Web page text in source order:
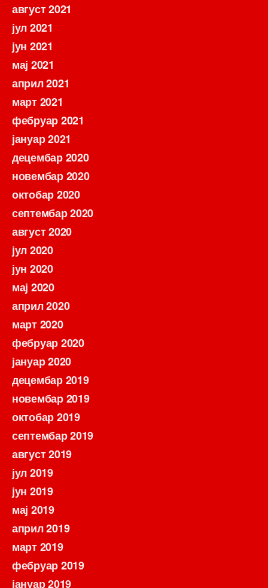
август 2021
јул 2021
јун 2021
мај 2021
април 2021
март 2021
фебруар 2021
јануар 2021
децембар 2020
новембар 2020
октобар 2020
септембар 2020
август 2020
јул 2020
јун 2020
мај 2020
април 2020
март 2020
фебруар 2020
јануар 2020
децембар 2019
новембар 2019
октобар 2019
септембар 2019
август 2019
јул 2019
јун 2019
мај 2019
април 2019
март 2019
фебруар 2019
јануар 2019